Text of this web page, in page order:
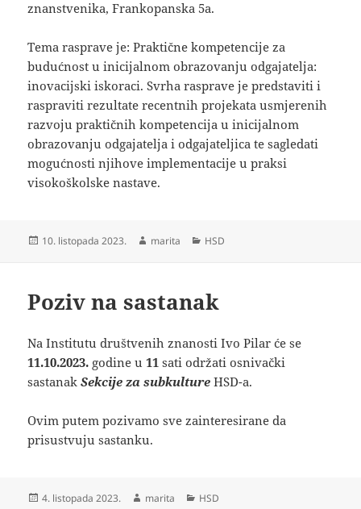
znanstvenika, Frankopanska 5a.
Tema rasprave je: Praktične kompetencije za
budućnost u inicijalnom obrazovanju odgajatelja:
inovacijski iskoraci. Svrha rasprave je predstaviti i
raspraviti rezultate recentnih projekata usmjerenih
razvoju praktičnih kompetencija u inicijalnom
obrazovanju odgajatelja i odgajateljica te sagledati
mogućnosti njihove implementacije u praksi
visokoškolske nastave.
Objavljeno
10. listopada 2023. Autor
marita Kategorije
HSD
Poziv na sastanak
Na Institutu društvenih znanosti Ivo Pilar će se
11.10.2023. godine u11 sati održati osnivački
sastanakSekcije za subkulture HSD-a.
Ovim putem pozivamo sve zainteresirane da
prisustvuju sastanku.
Objavljeno
4. listopada 2023. Autor
marita Kategorije
HSD